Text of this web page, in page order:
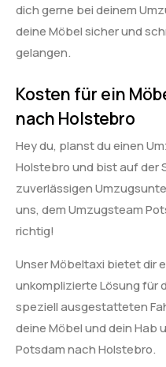
dich gerne bei deinem
deine Möbel sicher und
gelangen.
Kosten für ein
nach Holstebro
Hey du, planst du einen
Holstebro und bist auf der
zuverlässigen
uns, dem Umzugsteam
richtig!
Unser Möbeltaxi bietet dir
unkomplizierte Lösung für
speziell ausgestatteten
deine Möbel und dein Hab
Potsdam nach Holstebro.